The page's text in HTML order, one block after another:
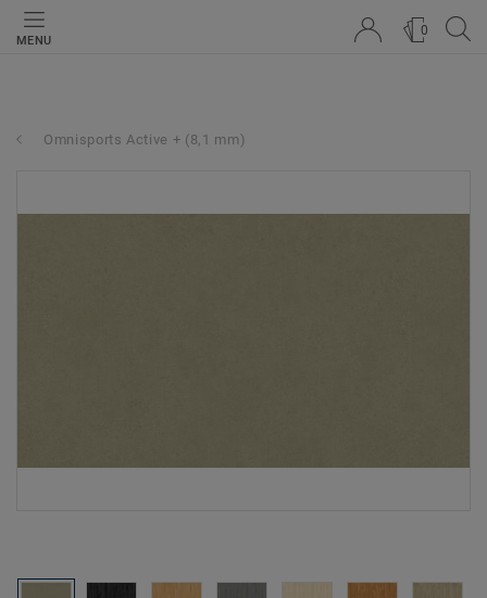
MENU
0
Omnisports Active + (8,1 mm)